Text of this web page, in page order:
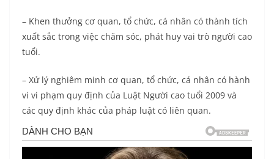
– Khen thưởng cơ quan, tổ chức, cá nhân có thành tích
xuất sắc trong việc chăm sóc, phát huy vai trò người cao
tuổi.
– Xử lý nghiêm minh cơ quan, tổ chức, cá nhân có hành
vi vi phạm quy định của Luật Người cao tuổi 2009 và
các quy định khác của pháp luật có liên quan.